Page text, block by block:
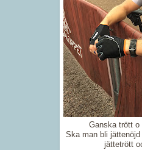
Ganska trött o
Ska man bli
jättetrött